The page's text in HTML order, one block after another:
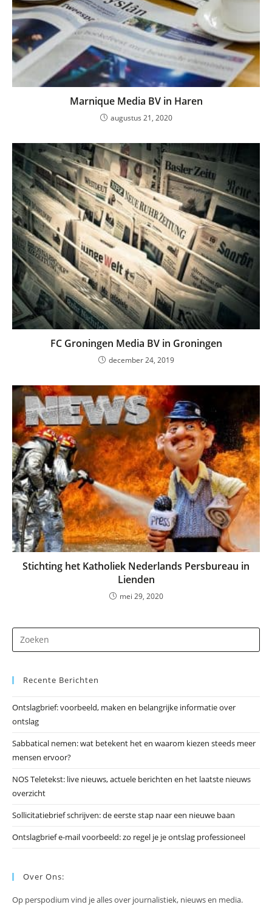
Marnique Media BV in Haren
augustus 21, 2020
FC Groningen Media BV in Groningen
december 24, 2019
Stichting het Katholiek Nederlands Persbureau in
Lienden
mei 29, 2020
op
Recente Berichten
Ontslagbrief: voorbeeld, maken en belangrijke informatie over
ontslag
Sabbatical nemen: wat betekent het en waarom kiezen steeds meer
mensen ervoor?
NOS Teletekst: live nieuws, actuele berichten en het laatste nieuws
overzicht
Sollicitatiebrief schrijven: de eerste stap naar een nieuwe baan
Ontslagbrief e-mail voorbeeld: zo regel je je ontslag professioneel
Over Ons:
Op perspodium vind je alles over journalistiek, nieuws en media.